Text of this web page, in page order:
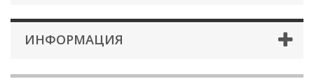
ИНФОРМАЦИЯ